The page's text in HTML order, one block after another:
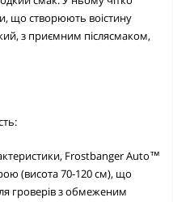
що створюють воістину
з приємним післясмаком,
Frostbanger Auto™
(висота 70-120 см), що
гроверів з обмеженим